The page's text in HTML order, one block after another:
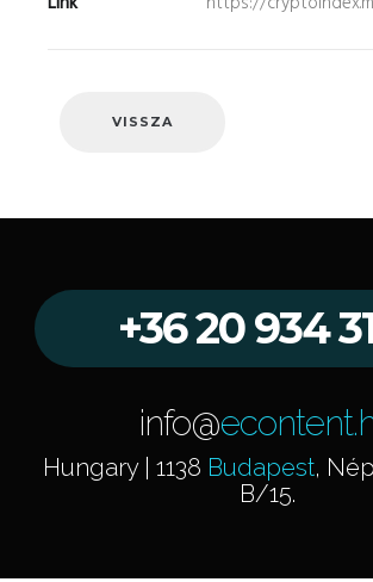
VISSZA
+36 20 934
info@
Hungary | 1138 Budapest,
B/15.